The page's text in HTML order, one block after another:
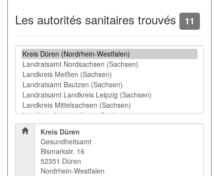
Les autorités sanitaires trouvés 11
Kreis Düren
Gesundheitsamt
Bismarkstr. 16
52351 Düren
Nordrhein-Westfalen